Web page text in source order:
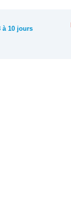
à 10 jours